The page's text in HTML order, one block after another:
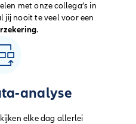
met onze collega’s in
jij nooit te veel voor een
.
analyse
elke dag allerlei